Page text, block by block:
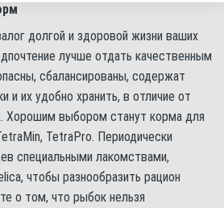
долгой и здоровой жизни ваших
лучше отдать качественным
сбалансированы, содержат
и их удобно хранить, в отличие от
Хорошим выбором станут корма для
TetraPro. Периодически
специальными лакомствами,
чтобы разнообразить рацион
о том, что рыбок нельзя